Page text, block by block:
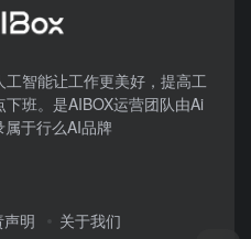
智能让工作更美好，提高工
班。是AIBOX运营团队由Ai
于行么AI品牌
声明 关于我们